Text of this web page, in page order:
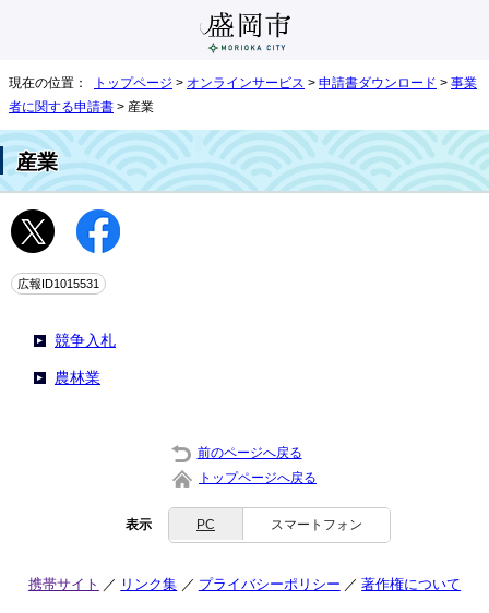
現在の位置： トップページ > オンラインサービス > 申請書ダウンロード > 事業
者に関する申請書 > 産業
産業
広報ID1015531
競争入札
農林業
前のページへ戻る
トップページへ戻る
表示 PC スマートフォン
携帯サイト リンク集 プライバシーポリシー 著作権について